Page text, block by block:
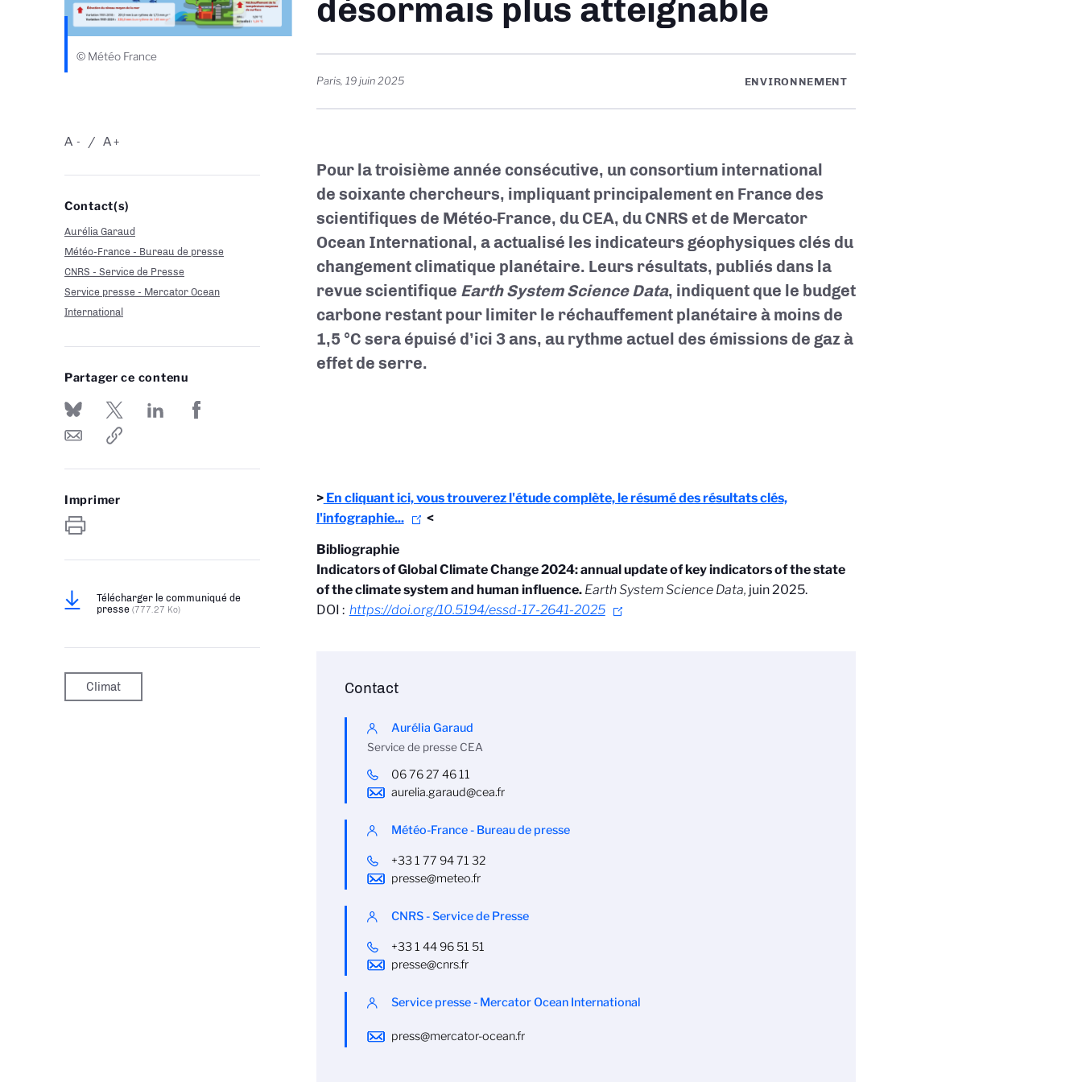
© Météo France
-
A +
A
Contact(s)
Aurélia Garaud
Météo-France - Bureau de presse
CNRS - Service de Presse
Service presse - Mercator Ocean
International
Partager ce contenu
Imprimer
Télécharger le communiqué de
presse (777.27 Ko)
Climat
désormais plus atteignable
Paris, 19 juin 2025 ENVIRONNEMENT
Pour la troisième année consécutive, un consortium international
de soixante chercheurs, impliquant principalement en France des
scientifiques de Météo-France, du CEA, du CNRS et de Mercator
Ocean International, a actualisé les indicateurs géophysiques clés du
changement climatique planétaire. Leurs résultats, publiés dans la
revue scientifique Earth System Science Data, indiquent que le budget
carbone restant pour limiter le réchauffement planétaire à moins de
1,5 °C sera épuisé d’ici 3 ans, au rythme actuel des émissions de gaz à
effet de serre.
>En cliquant ici, vous trouverez l'étude complète, le résumé des résultats clés,
l'infographie...
<
Bibliographie
Indicators of Global Climate Change 2024: annual update of key indicators of the state
of the climate system and human influence. Earth System Science Data, juin 2025.
DOI : https://doi.org/10.5194/essd-17-2641-2025
Contact
Aurélia Garaud
Service de presse CEA
06 76 27 46 11
aurelia.garaud@cea.fr
Météo-France - Bureau de presse
+33 1 77 94 71 32
presse@meteo.fr
CNRS - Service de Presse
+33 1 44 96 51 51
presse@cnrs.fr
Service presse - Mercator Ocean International
press@mercator-ocean.fr